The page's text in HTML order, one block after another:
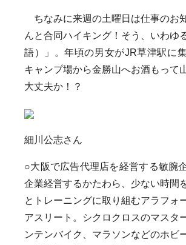
ちなみに来週の土曜日は仕事のお
んと合同ハイキング！そう、いわゆ
語）」。年頃の男女がJR草津駅に
キャンプ場から金勝山へお酒もって
大丈夫か！？
細川公志さん
○大阪で広告代理店を経営する敏腕
企業経営するかたわら、少ない時間
とトレーニングに取り組むアラフォ
アスリート。シクロクロスのマスタ
ンテンバイク、マラソンなどのホビ